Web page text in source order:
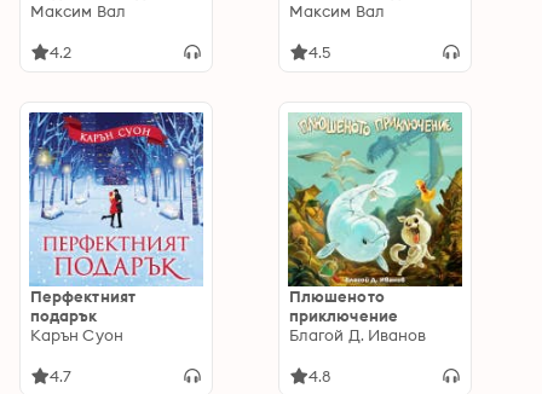
семейство
Максим Вал
4.2
семейство
Максим Вал
4.5
Перфектният
подарък
Карън Суон
4.7
Плюшеното
приключение
Благой Д. Иванов
4.8